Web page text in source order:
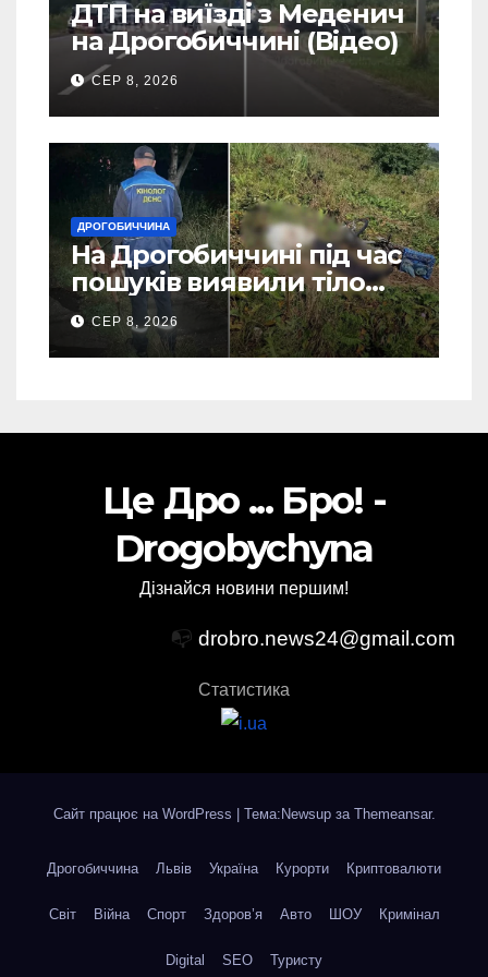
ДТП на виїзді з Меденич
на Дрогобиччині (Відео)
СЕР 8, 2026
ДРОГОБИЧЧИНА
На Дрогобиччині під час
пошуків виявили тіло
зниклого чоловіка (Фото)
СЕР 8, 2026
Це Дро ... Бро! -
Drogobychyna
Дізнайся новини першим!
📭 drobro.news24@gmail.com
Статистика
Сайт працює на WordPress | Тема:Newsup за Themeansar.
Дрогобиччина Львів Україна Курорти Криптовалюти
Світ Війна Спорт Здоров’я Авто ШОУ Кримінал
Digital SEO Туристу